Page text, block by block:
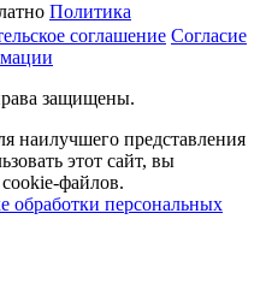
Политика
соглашение Согласие
защищены.
наилучшего представления
этот сайт, вы
cookie-файлов.
обработки персональных